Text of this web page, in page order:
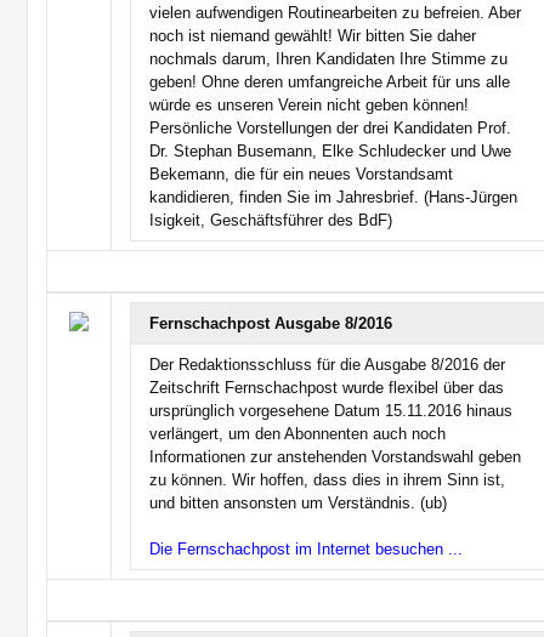
vielen aufwendigen Routinearbeiten zu befreien. Aber
noch ist niemand gewählt! Wir bitten Sie daher
nochmals darum, Ihren Kandidaten Ihre Stimme zu
geben! Ohne deren umfangreiche Arbeit für uns alle
würde es unseren Verein nicht geben können!
Persönliche Vorstellungen der drei Kandidaten Prof.
Dr. Stephan Busemann, Elke Schludecker und Uwe
Bekemann, die für ein neues Vorstandsamt
kandidieren, finden Sie im Jahresbrief. (Hans-Jürgen
Isigkeit, Geschäftsführer des BdF)
Fernschachpost Ausgabe 8/2016
Der Redaktionsschluss für die Ausgabe 8/2016 der
Zeitschrift Fernschachpost wurde flexibel über das
ursprünglich vorgesehene Datum 15.11.2016 hinaus
verlängert, um den Abonnenten auch noch
Informationen zur anstehenden Vorstandswahl geben
zu können. Wir hoffen, dass dies in ihrem Sinn ist,
und bitten ansonsten um Verständnis. (ub)
Die Fernschachpost im Internet besuchen ...